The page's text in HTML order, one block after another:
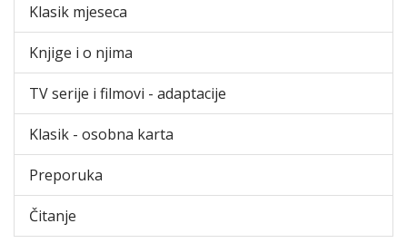
Klasik mjeseca
Knjige i o njima
TV serije i filmovi - adaptacije
Klasik - osobna karta
Preporuka
Čitanje